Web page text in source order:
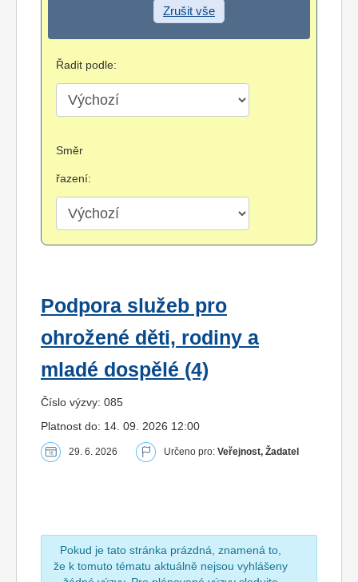
Zrušit vše
Řadit podle:
Směr
řazení:
Podpora služeb pro
ohrožené děti, rodiny a
mladé dospělé (4)
Číslo výzvy: 085
Platnost do: 14. 09. 2026 12:00
29. 6. 2026 Určeno pro: Veřejnost, Žadatel
Pokud je tato stránka prázdná, znamená to,
že k tomuto tématu aktuálně nejsou vyhlášeny